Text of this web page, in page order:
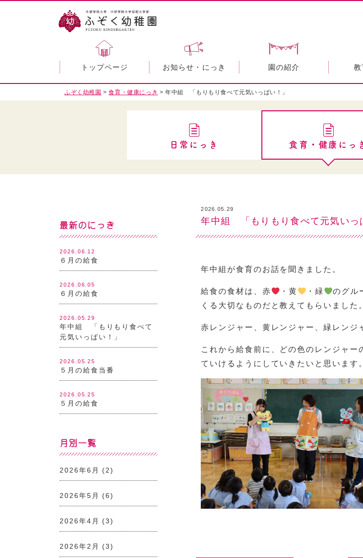
トップページ お知らせ・にっき 園の紹介 教
ふぞく幼稚園 >食育・健康にっき >年中組 「もりもり食べて元気いっぱい！」
日常にっき 食育・健康にっ
最新のにっき
2026.06.12
６月の給食
2026.06.05
６月の給食
2026.05.29
年中組 「もりもり食べて
元気いっぱい！」
2026.05.25
５月の給食当番
2026.05.25
５月の給食
月別一覧
2026年6月 (2)
2026年5月 (6)
2026年4月 (3)
2026年2月 (3)
2026.05.29
年中組 「もりもり食べて元気いっ
年中組が食育のお話を聞きました。
給食の食材は、赤 ・黄 ・緑
のグル
くる大切なものだと教えてもらいました。
赤レンジャー、黄レンジャー、緑レンジ
これから給食前に、どの色のレンジャ
ていけるようにしていきたいと思います。